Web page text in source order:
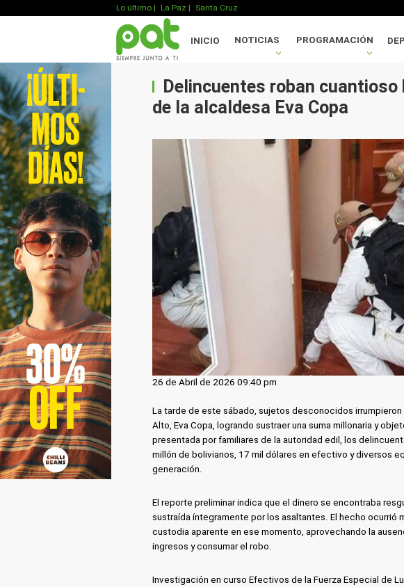
Lo último | La Paz | Santa Cruz
INICIO NOTICIAS PROGRAMACIÓN
Delincuentes roban
de la alcaldesa Eva Copa
26 de Abril de 2026 09:40 pm
La tarde de este sábado, sujetos desconocidos irrumpieron
Alto, Eva Copa, logrando sustraer una suma millonaria y
presentada por familiares de la autoridad edil, los
millón de bolivianos, 17 mil dólares en efectivo y diversos
generación.
El reporte preliminar indica que el dinero se encontraba
sustraída íntegramente por los asaltantes. El hecho ocurrió
custodia aparente en ese momento, aprovechando la
ingresos y consumar el robo.
Investigación en curso Efectivos de la Fuerza Especial de